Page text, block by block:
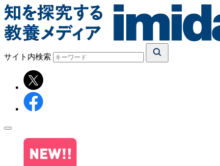
サイト内検索